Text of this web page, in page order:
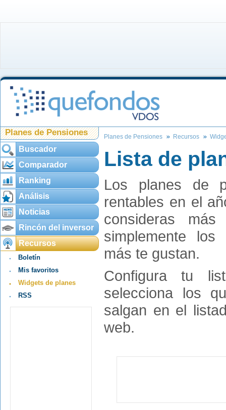
Planes de Pensiones
Buscador
Comparador
Ranking
Análisis
Noticias
Rincón del inversor
Recursos
Boletín
Mis favoritos
Widgets de planes
RSS
Planes de Pensiones Recursos
Lista de
Los planes de
rentables en el
consideras
simplemente los
más te gustan.
Configura tu
selecciona los
salgan en el
web.